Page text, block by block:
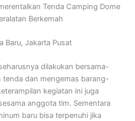
Tenda Camping Dome
Berkemah
Baru, Jakarta Pusat
dilakukan bersama-
tenda dan mengemas barang-
kegiatan ini juga
anggota tim. Sementara
baru bisa terpenuhi jika